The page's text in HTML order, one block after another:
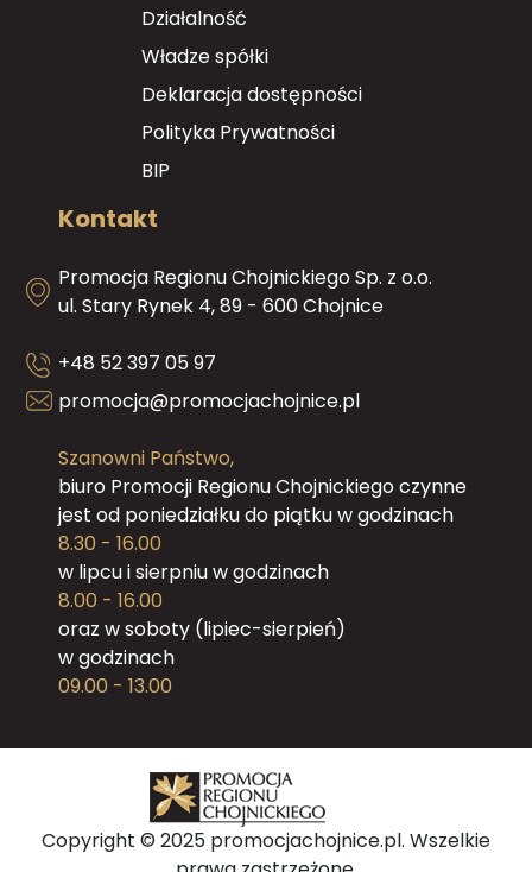
Działalność
Władze spółki
Deklaracja dostępności
Polityka Prywatności
BIP
Kontakt
Promocja Regionu Chojnickiego Sp. z o.o.
ul. Stary Rynek 4, 89 - 600 Chojnice
+48 52 397 05 97
promocja@promocjachojnice.pl
Szanowni Państwo,
biuro Promocji Regionu Chojnickiego czynne
jest od poniedziałku do piątku w godzinach
8.30 - 16.00
w lipcu i sierpniu w godzinach
8.00 - 16.00
oraz w soboty (lipiec-sierpień)
w godzinach
09.00 - 13.00
Copyright © 2025 promocjachojnice.pl. Wszelkie